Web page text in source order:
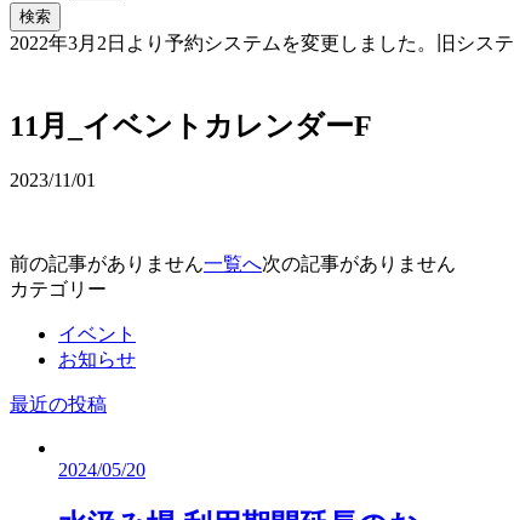
検索
2022年3月2日より予約システムを変更しました。旧シス
11月_イベントカレンダーF
2023/11/01
前の記事がありません一覧へ次の記事がありません
カテゴリー
イベント
お知らせ
最近の投稿
2024/05/20